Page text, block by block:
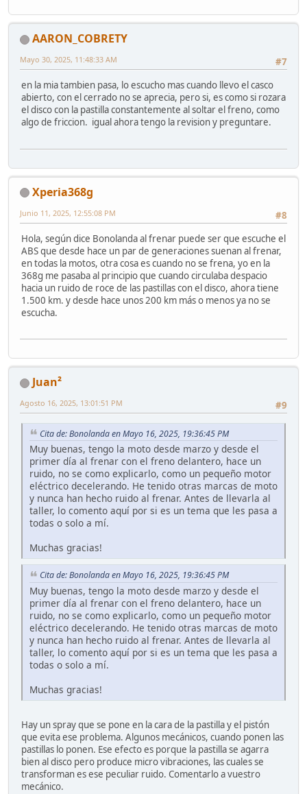
AARON_COBRETY
#7
Mayo 30, 2025, 11:48:33 AM
en la mia tambien pasa, lo escucho mas cuando llevo el casco
abierto, con el cerrado no se aprecia, pero si, es como si rozara
el disco con la pastilla constantemente al soltar el freno, como
algo de friccion. igual ahora tengo la revision y preguntare.
Xperia368g
#8
Junio 11, 2025, 12:55:08 PM
Hola, según dice Bonolanda al frenar puede ser que escuche el
ABS que desde hace un par de generaciones suenan al frenar,
en todas la motos, otra cosa es cuando no se frena, yo en la
368g me pasaba al principio que cuando circulaba despacio
hacia un ruido de roce de las pastillas con el disco, ahora tiene
1.500 km. y desde hace unos 200 km más o menos ya no se
escucha.
Juan²
#9
Agosto 16, 2025, 13:01:51 PM
Cita de: Bonolanda en Mayo 16, 2025, 19:36:45 PM
Muy buenas, tengo la moto desde marzo y desde el
primer día al frenar con el freno delantero, hace un
ruido, no se como explicarlo, como un pequeño motor
eléctrico decelerando. He tenido otras marcas de moto
y nunca han hecho ruido al frenar. Antes de llevarla al
taller, lo comento aquí por si es un tema que les pasa a
todas o solo a mí.
Muchas gracias!
Cita de: Bonolanda en Mayo 16, 2025, 19:36:45 PM
Muy buenas, tengo la moto desde marzo y desde el
primer día al frenar con el freno delantero, hace un
ruido, no se como explicarlo, como un pequeño motor
eléctrico decelerando. He tenido otras marcas de moto
y nunca han hecho ruido al frenar. Antes de llevarla al
taller, lo comento aquí por si es un tema que les pasa a
todas o solo a mí.
Muchas gracias!
Hay un spray que se pone en la cara de la pastilla y el pistón
que evita ese problema. Algunos mecánicos, cuando ponen las
pastillas lo ponen. Ese efecto es porque la pastilla se agarra
bien al disco pero produce micro vibraciones, las cuales se
transforman es ese peculiar ruido. Comentarlo a vuestro
mecánico.